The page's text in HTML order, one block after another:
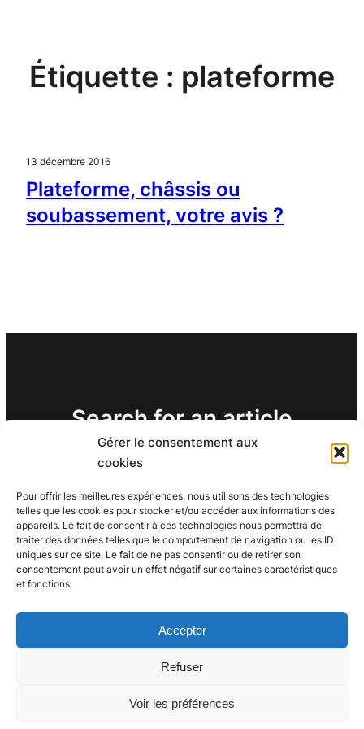
Gérer le consentement aux
cookies
Pour offrir les meilleures expériences, nous utilisons des technologies
telles que les cookies pour stocker et/ou accéder aux informations des
appareils. Le fait de consentir à ces technologies nous permettra de
traiter des données telles que le comportement de navigation ou les ID
uniques sur ce site. Le fait de ne pas consentir ou de retirer son
consentement peut avoir un effet négatif sur certaines caractéristiques
et fonctions.
Accepter
Refuser
Voir les préférences
contenuÉtiquette : plateforme
13 décembre 2016
Plateforme, châssis ou
soubassement, votre avis ?
Search for an article